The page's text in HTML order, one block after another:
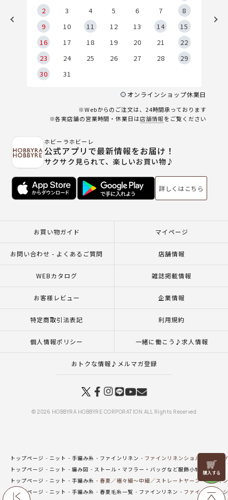
リリヤン
フェア
2
3 4 5 6 7
8
9
10 11 12 13 14
15
16
17 18 19 20 21
22
23
24 25 26 27 28
29
30
31
オンラインショップ休業日
※Webからのご注文は、24時間承っております
※各実店舗の営業時間・休業日は店舗情報をご覧ください
ホビーラホビーレ
公式アプリで最新情報をお届け！
サクサク見られて、楽しいお買い物♪
詳しくはこちら
お買い物ガイド マイページ
お問い合わせ - よくあるご質問 店舗情報
WEBカタログ 雑誌掲載情報
お客様レビュー 企業情報
特定商取引法表記 利用規約
個人情報ポリシー 一緒に働こう♪求人情報
おトクな情報♪メルマガ登録
© 2026 HOBBYRA HOBBYRE CORPORATION ALL Rights Reserved
トップページ ニット 手編み糸 ファインリネン
ファインリネンショルダーバッ
トップページ
ニット 編み図
ストール・マフラー・バッグなど服飾小物（編み図）
トップページ
ニット 手編み糸 春夏／極々細～中細／ストレートヤーン ファイ
トップページ
ニット 手編み糸 春夏毛糸一覧 ファインリネン
ファインリネン